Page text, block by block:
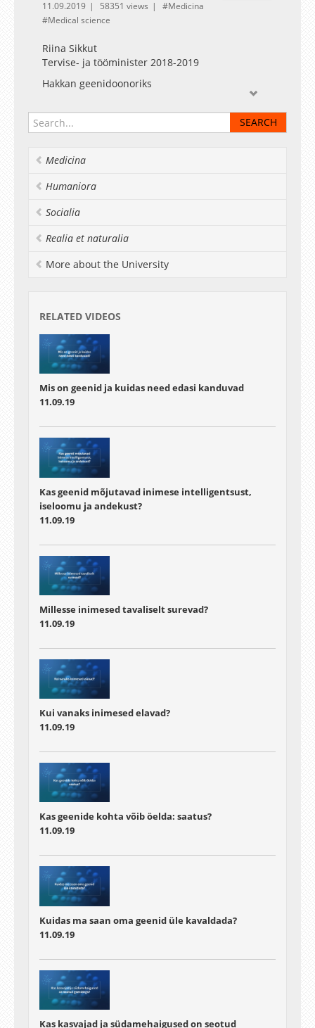
11.09.2019
58351 views
Medicina
Medical science
Riina Sikkut
Tervise- ja tööminister 2018-2019
Hakkan geenidoonoriks
Medicina
Humaniora
Socialia
Realia et naturalia
More about the University
RELATED VIDEOS
Mis on geenid ja kuidas need edasi kanduvad
11.09.19
Kas geenid mõjutavad inimese intelligentsust,
iseloomu ja andekust?
11.09.19
Millesse inimesed tavaliselt surevad?
11.09.19
Kui vanaks inimesed elavad?
11.09.19
Kas geenide kohta võib öelda: saatus?
11.09.19
Kuidas ma saan oma geenid üle kavaldada?
11.09.19
Kas kasvajad ja südamehaigused on seotud